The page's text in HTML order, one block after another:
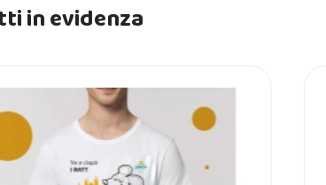
in evidenza